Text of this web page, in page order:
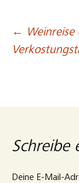
←
Schreibe
Deine E-Mail-